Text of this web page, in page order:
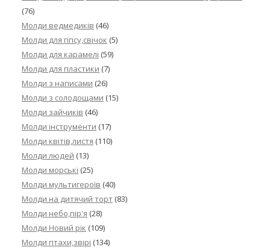
(76)
Молди ведмедиків (46)
Молди для гіпсу,свічок (5)
Молди для карамелі (59)
Молди для пластики (7)
Молди з написами (26)
Молди з солодощами (15)
Молди зайчиків (46)
Молди інструменти (17)
Молди квітів,листя (110)
Молди людей (13)
Молди морські (25)
Молди мультигероїв (40)
Молди на дитячий торт (83)
Молди небо,пір'я (28)
Молди Новий рік (109)
Молди птахи,звірі (134)